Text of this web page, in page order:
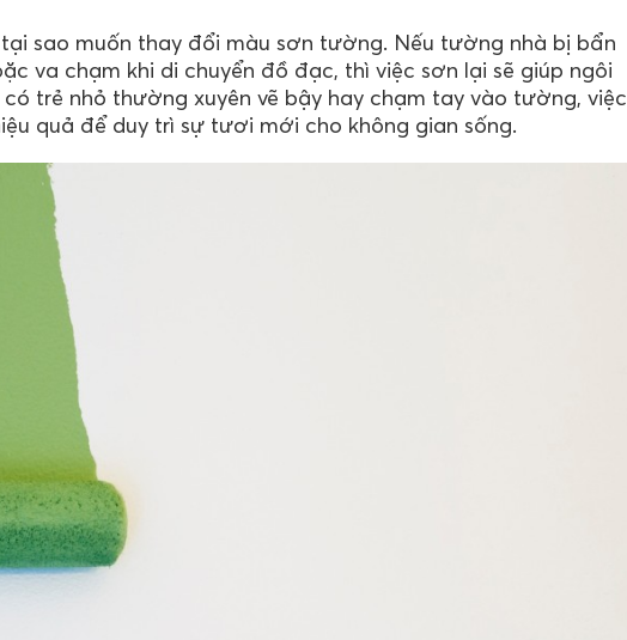
sao muốn thay đổi màu sơn tường. Nếu tường nhà bị bẩn
va chạm khi di chuyển đồ đạc, thì việc sơn lại sẽ giúp ngôi
trẻ nhỏ thường xuyên vẽ bậy hay chạm tay vào tường, việc
quả để duy trì sự tươi mới cho không gian sống.